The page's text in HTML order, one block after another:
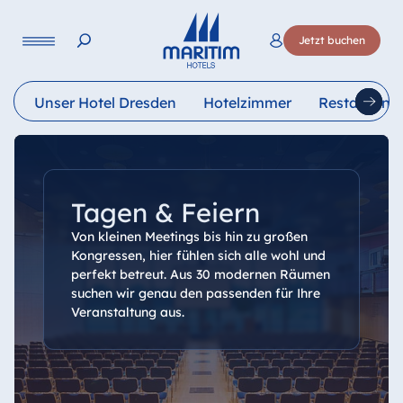
Jetzt buchen
Unser Hotel Dresden Hotelzimmer Restaurants
Tagen & Feiern
Von kleinen Meetings bis hin zu großen
Kongressen, hier fühlen sich alle wohl und
perfekt betreut. Aus 30 modernen Räumen
suchen wir genau den passenden für Ihre
Veranstaltung aus.